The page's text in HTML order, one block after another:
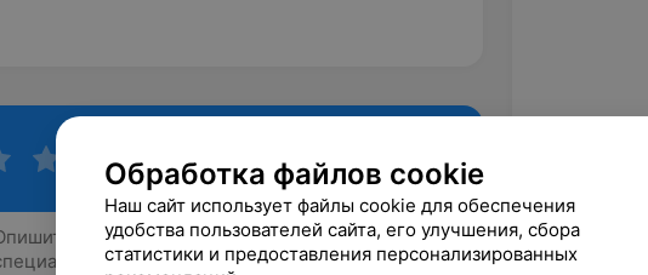
Обработка файлов cookie
Наш сайт использует файлы cookie для обеспечения
удобства пользователей сайта, его улучшения, сбора
статистики и предоставления персонализированных